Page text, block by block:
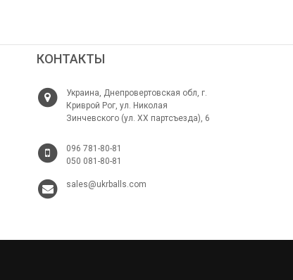
КОНТАКТЫ
Украина, Днепровертовская обл, г.
Криврой Рог, ул. Николая
Зинчевского (ул. ХХ партсъезда), 6
096 781-80-81
050 081-80-81
sales@ukrballs.com